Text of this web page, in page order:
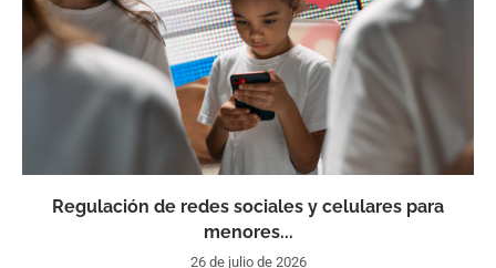
Regulación de redes sociales y celulares para
menores...
26 de julio de 2026